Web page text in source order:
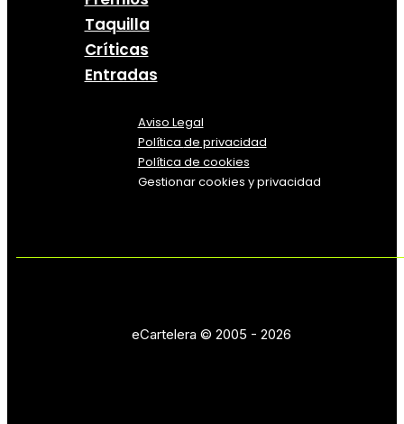
Taquilla
Críticas
Entradas
Aviso Legal
Política de privacidad
Política de cookies
Gestionar cookies y privacidad
eCartelera © 2005 - 2026